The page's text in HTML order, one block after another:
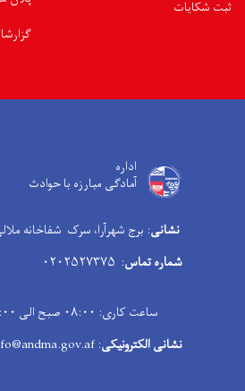
ثبت شکایات
اداره
آمادگی مبارزه با حوادث
نشانی: برج شهرآرا، سرک شفاخانه
شماره تماس: ۰۲۰۲۵۲۷۳۷۵
ساعت کاری: ۰۸:۰۰ صبح الی ۰۴:۰۰ بعد از ظهر
نشانی الکترونیکی: info@andma.gov.af